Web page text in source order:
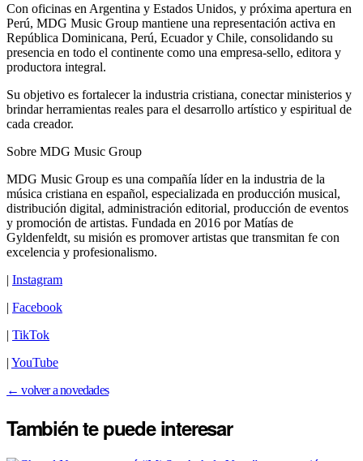
Con oficinas en Argentina y Estados Unidos, y próxima apertura en
Perú, MDG Music Group mantiene una representación activa en
República Dominicana, Perú, Ecuador y Chile, consolidando su
presencia en todo el continente como una empresa-sello, editora y
productora integral.
Su objetivo es fortalecer la industria cristiana, conectar ministerios y
brindar herramientas reales para el desarrollo artístico y espiritual de
cada creador.
Sobre MDG Music Group
MDG Music Group es una compañía líder en la industria de la
música cristiana en español, especializada en producción musical,
distribución digital, administración editorial, producción de eventos
y promoción de artistas. Fundada en 2016 por Matías de
Gyldenfeldt, su misión es promover artistas que transmitan fe con
excelencia y profesionalismo.
| Instagram
| Facebook
| TikTok
| YouTube
← volver a novedades
También te puedeinteresar